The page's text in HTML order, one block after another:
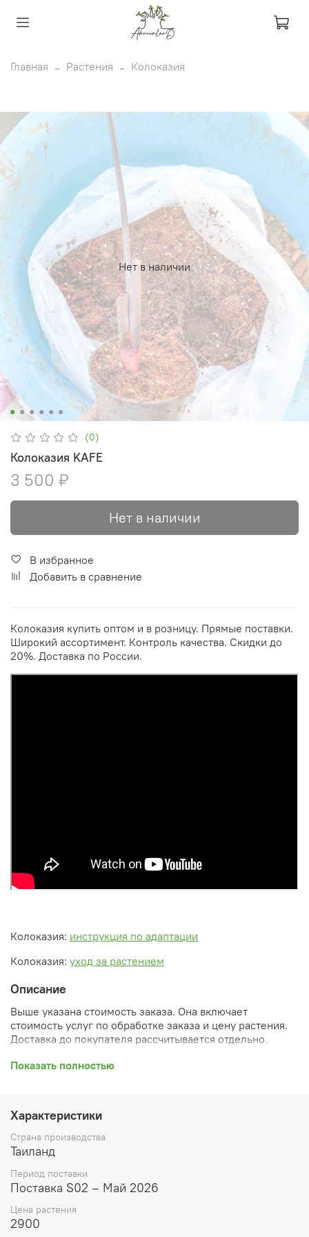
Главная Растения Колоказия
Нет в наличии
(0)
Колоказия KAFE
3 500 ₽
Нет в наличии
В избранное
Добавить в сравнение
Колоказия купить оптом и в розницу. Прямые поставки.
Широкий ассортимент. Контроль качества. Скидки до
20%. Доставка по России.
Колоказия: инструкция по адаптации
Колоказия: уход за растением
Описание
Выше указана стоимость заказа. Она включает
стоимость услуг по обработке заказа и цену растения.
Доставка до покупателя рассчитывается отдельно.
После оформления заказа вы получите его
скидки, уточнен способ доставки, сделано
бронирование и т.д.). Затем вам будут высланы
согласованные счета со ссылками на оплату услуг и
растений. При этом предварительный заказ теряет силу.
Внимание: фото в каталоге демонстрирует сорт, а не
размере, указанном в карточке товара ниже.
Показать полностью
Характеристики
Страна производства
Таиланд
Период поставки
Поставка S02 – Май 2026
Цена растения
2900